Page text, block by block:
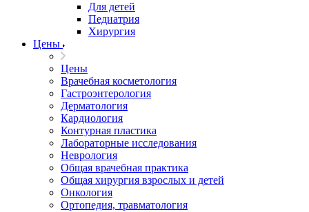
Для детей
Педиатрия
Хирургия
Цены
Цены
Врачебная косметология
Гастроэнтерология
Дерматология
Кардиология
Контурная пластика
Лабораторные исследования
Неврология
Общая врачебная практика
Общая хирургия взрослых и детей
Онкология
Ортопедия, травматология